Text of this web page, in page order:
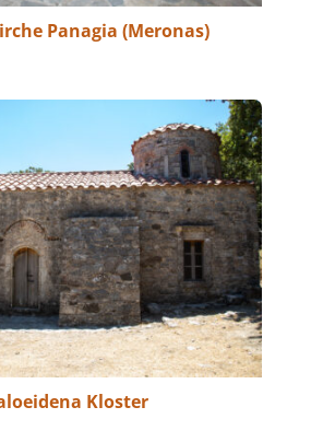
Panagia (Meronas)
Kloster